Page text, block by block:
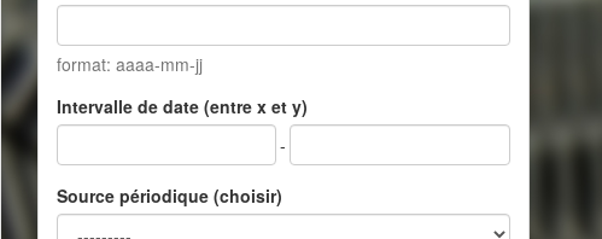
format: aaaa-mm-jj
Intervalle de date (entre x et y)
-
Source périodique (choisir)